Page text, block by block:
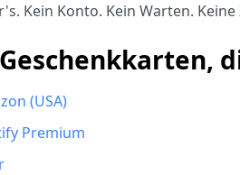
Kein Konto. Kein Warten.
(USA)
Premium